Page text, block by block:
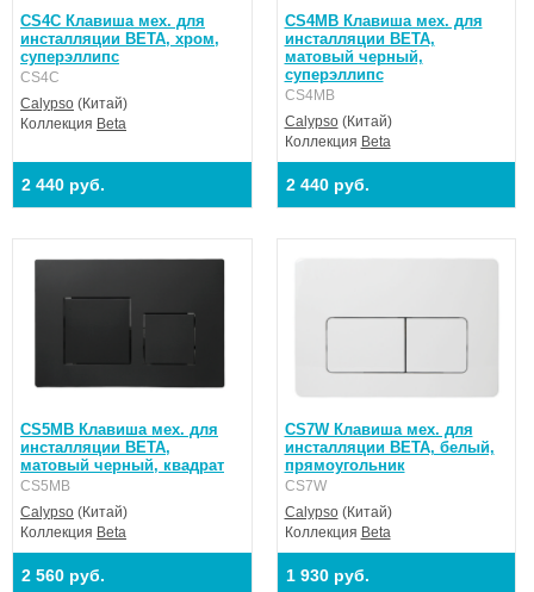
CS4C Клавиша мех. для
инсталляции BETA, хром,
суперэллипс
CS4C
Calypso (Китай)
Коллекция Beta
2 440 руб.
CS4MB Клавиша мех. для
инсталляции BETA,
матовый черный,
суперэллипс
CS4MB
Calypso(Китай)
Коллекция Beta
2 440 руб.
CS5MB Клавиша мех. для
инсталляции BETA,
матовый черный, квадрат
CS5MB
Calypso (Китай)
Коллекция Beta
2 560 руб.
CS7W Клавиша мех. для
инсталляции BETA, белый,
прямоугольник
CS7W
Calypso(Китай)
Коллекция Beta
1 930 руб.